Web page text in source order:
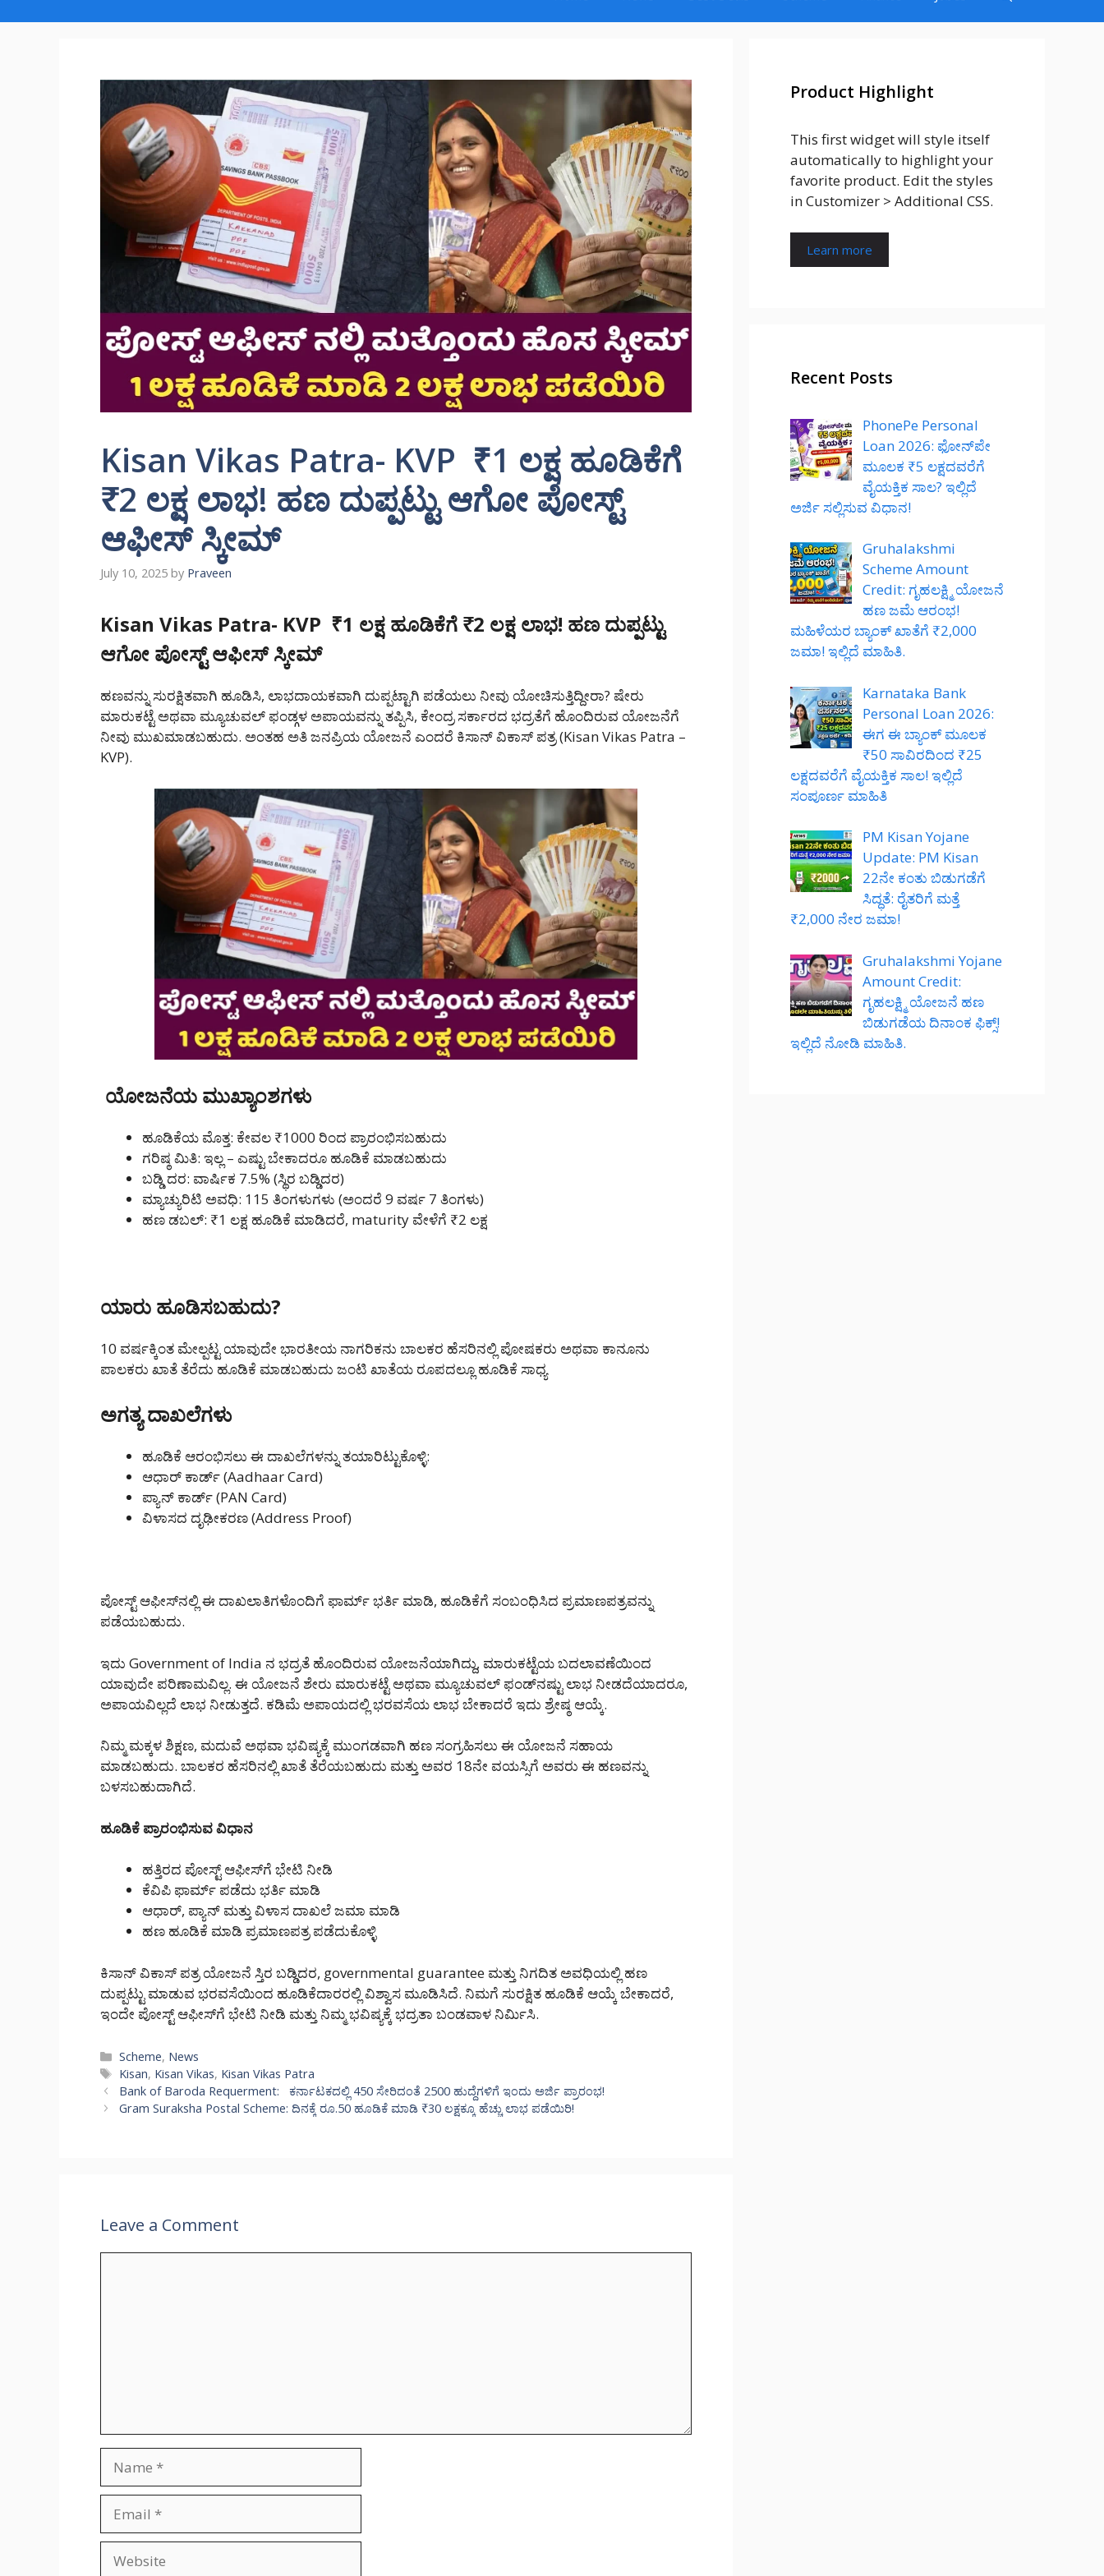
Kisan Vikas Patra- KVP ₹1 ಲಕ್ಷ ಹೂಡಿಕೆಗೆ
₹2 ಲಕ್ಷ ಲಾಭ! ಹಣ ದುಪ್ಪಟ್ಟು ಆಗೋ ಪೋಸ್ಟ್
ಆಫೀಸ್ ಸ್ಕೀಮ್
July 10, 2025 by Praveen
Kisan Vikas Patra- KVP ₹1 ಲಕ್ಷ ಹೂಡಿಕೆಗೆ ₹2 ಲಕ್ಷ ಲಾಭ! ಹಣ ದುಪ್ಪಟ್ಟು
ಆಗೋ ಪೋಸ್ಟ್ ಆಫೀಸ್ ಸ್ಕೀಮ್
ಹಣವನ್ನು ಸುರಕ್ಷಿತವಾಗಿ ಹೂಡಿಸಿ, ಲಾಭದಾಯಕವಾಗಿ ದುಪ್ಪಟ್ಟಾಗಿ ಪಡೆಯಲು ನೀವು ಯೋಚಿಸುತ್ತಿದ್ದೀರಾ? ಷೇರು
ಮಾರುಕಟ್ಟೆ ಅಥವಾ ಮ್ಯೂಚುವಲ್ ಫಂಡ್ಗಳ ಅಪಾಯವನ್ನು ತಪ್ಪಿಸಿ, ಕೇಂದ್ರ ಸರ್ಕಾರದ ಭದ್ರತೆಗೆ ಹೊಂದಿರುವ ಯೋಜನೆಗೆ
ನೀವು ಮುಖಮಾಡಬಹುದು. ಅಂತಹ ಅತಿ ಜನಪ್ರಿಯ ಯೋಜನೆ ಎಂದರೆ ಕಿಸಾನ್ ವಿಕಾಸ್ ಪತ್ರ (Kisan Vikas Patra –
KVP).
ಯೋಜನೆಯ ಮುಖ್ಯಾಂಶಗಳು
ಹೂಡಿಕೆಯ ಮೊತ್ತ: ಕೇವಲ ₹1000 ರಿಂದ ಪ್ರಾರಂಭಿಸಬಹುದು
ಗರಿಷ್ಠ ಮಿತಿ: ಇಲ್ಲ – ಎಷ್ಟು ಬೇಕಾದರೂ ಹೂಡಿಕೆ ಮಾಡಬಹುದು
ಬಡ್ಡಿ ದರ: ವಾರ್ಷಿಕ 7.5% (ಸ್ಥಿರ ಬಡ್ಡಿದರ)
ಮ್ಯಾಚ್ಯುರಿಟಿ ಅವಧಿ: 115 ತಿಂಗಳುಗಳು (ಅಂದರೆ 9 ವರ್ಷ 7 ತಿಂಗಳು)
ಹಣ ಡಬಲ್: ₹1 ಲಕ್ಷ ಹೂಡಿಕೆ ಮಾಡಿದರೆ, maturity ವೇಳೆಗೆ ₹2 ಲಕ್ಷ
ಯಾರು ಹೂಡಿಸಬಹುದು?
10 ವರ್ಷಕ್ಕಿಂತ ಮೇಲ್ಪಟ್ಟ ಯಾವುದೇ ಭಾರತೀಯ ನಾಗರಿಕನು ಬಾಲಕರ ಹೆಸರಿನಲ್ಲಿ ಪೋಷಕರು ಅಥವಾ ಕಾನೂನು
ಪಾಲಕರು ಖಾತೆ ತೆರೆದು ಹೂಡಿಕೆ ಮಾಡಬಹುದು ಜಂಟಿ ಖಾತೆಯ ರೂಪದಲ್ಲೂ ಹೂಡಿಕೆ ಸಾಧ್ಯ
ಅಗತ್ಯ ದಾಖಲೆಗಳು
ಹೂಡಿಕೆ ಆರಂಭಿಸಲು ಈ ದಾಖಲೆಗಳನ್ನು ತಯಾರಿಟ್ಟುಕೊಳ್ಳಿ:
ಆಧಾರ್ ಕಾರ್ಡ್ (Aadhaar Card)
ಪ್ಯಾನ್ ಕಾರ್ಡ್ (PAN Card)
ವಿಳಾಸದ ದೃಢೀಕರಣ (Address Proof)
ಪೋಸ್ಟ್ ಆಫೀಸ್‌ನಲ್ಲಿ ಈ ದಾಖಲಾತಿಗಳೊಂದಿಗೆ ಫಾರ್ಮ್ ಭರ್ತಿ ಮಾಡಿ, ಹೂಡಿಕೆಗೆ ಸಂಬಂಧಿಸಿದ ಪ್ರಮಾಣಪತ್ರವನ್ನು
ಪಡೆಯಬಹುದು.
ಇದು Government of India ನ ಭದ್ರತೆ ಹೊಂದಿರುವ ಯೋಜನೆಯಾಗಿದ್ದು, ಮಾರುಕಟ್ಟೆಯ ಬದಲಾವಣೆಯಿಂದ
ಯಾವುದೇ ಪರಿಣಾಮವಿಲ್ಲ. ಈ ಯೋಜನೆ ಶೇರು ಮಾರುಕಟ್ಟೆ ಅಥವಾ ಮ್ಯೂಚುವಲ್ ಫಂಡ್‌ನಷ್ಟು ಲಾಭ ನೀಡದೆಯಾದರೂ,
ಅಪಾಯವಿಲ್ಲದೆ ಲಾಭ ನೀಡುತ್ತದೆ. ಕಡಿಮೆ ಅಪಾಯದಲ್ಲಿ ಭರವಸೆಯ ಲಾಭ ಬೇಕಾದರೆ ಇದು ಶ್ರೇಷ್ಠ ಆಯ್ಕೆ.
ನಿಮ್ಮ ಮಕ್ಕಳ ಶಿಕ್ಷಣ, ಮದುವೆ ಅಥವಾ ಭವಿಷ್ಯಕ್ಕೆ ಮುಂಗಡವಾಗಿ ಹಣ ಸಂಗ್ರಹಿಸಲು ಈ ಯೋಜನೆ ಸಹಾಯ
ಮಾಡಬಹುದು. ಬಾಲಕರ ಹೆಸರಿನಲ್ಲಿ ಖಾತೆ ತೆರೆಯಬಹುದು ಮತ್ತು ಅವರ 18ನೇ ವಯಸ್ಸಿಗೆ ಅವರು ಈ ಹಣವನ್ನು
ಬಳಸಬಹುದಾಗಿದೆ.
ಹೂಡಿಕೆ ಪ್ರಾರಂಭಿಸುವ ವಿಧಾನ
ಹತ್ತಿರದ ಪೋಸ್ಟ್ ಆಫೀಸ್‌ಗೆ ಭೇಟಿ ನೀಡಿ
ಕೆವಿಪಿ ಫಾರ್ಮ್ ಪಡೆದು ಭರ್ತಿ ಮಾಡಿ
ಆಧಾರ್, ಪ್ಯಾನ್ ಮತ್ತು ವಿಳಾಸ ದಾಖಲೆ ಜಮಾ ಮಾಡಿ
ಹಣ ಹೂಡಿಕೆ ಮಾಡಿ ಪ್ರಮಾಣಪತ್ರ ಪಡೆದುಕೊಳ್ಳಿ
ಕಿಸಾನ್ ವಿಕಾಸ್ ಪತ್ರ ಯೋಜನೆ ಸ್ತಿರ ಬಡ್ಡಿದರ, governmental guarantee ಮತ್ತು ನಿಗದಿತ ಅವಧಿಯಲ್ಲಿ ಹಣ
ದುಪ್ಪಟ್ಟು ಮಾಡುವ ಭರವಸೆಯಿಂದ ಹೂಡಿಕೆದಾರರಲ್ಲಿ ವಿಶ್ವಾಸ ಮೂಡಿಸಿದೆ. ನಿಮಗೆ ಸುರಕ್ಷಿತ ಹೂಡಿಕೆ ಆಯ್ಕೆ ಬೇಕಾದರೆ,
ಇಂದೇ ಪೋಸ್ಟ್ ಆಫೀಸ್‌ಗೆ ಭೇಟಿ ನೀಡಿ ಮತ್ತು ನಿಮ್ಮ ಭವಿಷ್ಯಕ್ಕೆ ಭದ್ರತಾ ಬಂಡವಾಳ ನಿರ್ಮಿಸಿ.
Categories
Scheme, News
Tags
Kisan, Kisan Vikas, Kisan Vikas Patra
Bank of Baroda Requerment: ಕರ್ನಾಟಕದಲ್ಲಿ 450 ಸೇರಿದಂತೆ 2500 ಹುದ್ದೆಗಳಿಗೆ ಇಂದು ಅರ್ಜಿ ಪ್ರಾರಂಭ!
Gram Suraksha Postal Scheme: ದಿನಕ್ಕೆ ರೂ.50 ಹೂಡಿಕೆ ಮಾಡಿ ₹30 ಲಕ್ಷಕ್ಕೂ ಹೆಚ್ಚು ಲಾಭ ಪಡೆಯಿರಿ!
Leave a Comment
Product Highlight
This first widget will style itself
automatically to highlight your
favorite product. Edit the styles
in Customizer > Additional CSS.
Learn more
Recent Posts
PhonePe Personal
Loan 2026: ಫೋನ್‌ಪೇ
ಮೂಲಕ ₹5 ಲಕ್ಷದವರೆಗೆ
ವೈಯಕ್ತಿಕ ಸಾಲ? ಇಲ್ಲಿದೆ
ಅರ್ಜಿ ಸಲ್ಲಿಸುವ ವಿಧಾನ!
Gruhalakshmi
Scheme Amount
Credit: ಗೃಹಲಕ್ಷ್ಮಿ ಯೋಜನೆ
ಹಣ ಜಮೆ ಆರಂಭ!
ಮಹಿಳೆಯರ ಬ್ಯಾಂಕ್ ಖಾತೆಗೆ ₹2,000
ಜಮಾ! ಇಲ್ಲಿದೆ ಮಾಹಿತಿ.
Karnataka Bank
Personal Loan 2026:
ಈಗ ಈ ಬ್ಯಾಂಕ್ ಮೂಲಕ
₹50 ಸಾವಿರದಿಂದ ₹25
ಲಕ್ಷದವರೆಗೆ ವೈಯಕ್ತಿಕ ಸಾಲ! ಇಲ್ಲಿದೆ
ಸಂಪೂರ್ಣ ಮಾಹಿತಿ
PM Kisan Yojane
Update: PM Kisan
22ನೇ ಕಂತು ಬಿಡುಗಡೆಗೆ
ಸಿದ್ಧತೆ: ರೈತರಿಗೆ ಮತ್ತೆ
₹2,000 ನೇರ ಜಮಾ!
Gruhalakshmi Yojane
Amount Credit:
ಗೃಹಲಕ್ಷ್ಮಿ ಯೋಜನೆ ಹಣ
ಬಿಡುಗಡೆಯ ದಿನಾಂಕ ಫಿಕ್ಸ್!
ಇಲ್ಲಿದೆ ನೋಡಿ ಮಾಹಿತಿ.